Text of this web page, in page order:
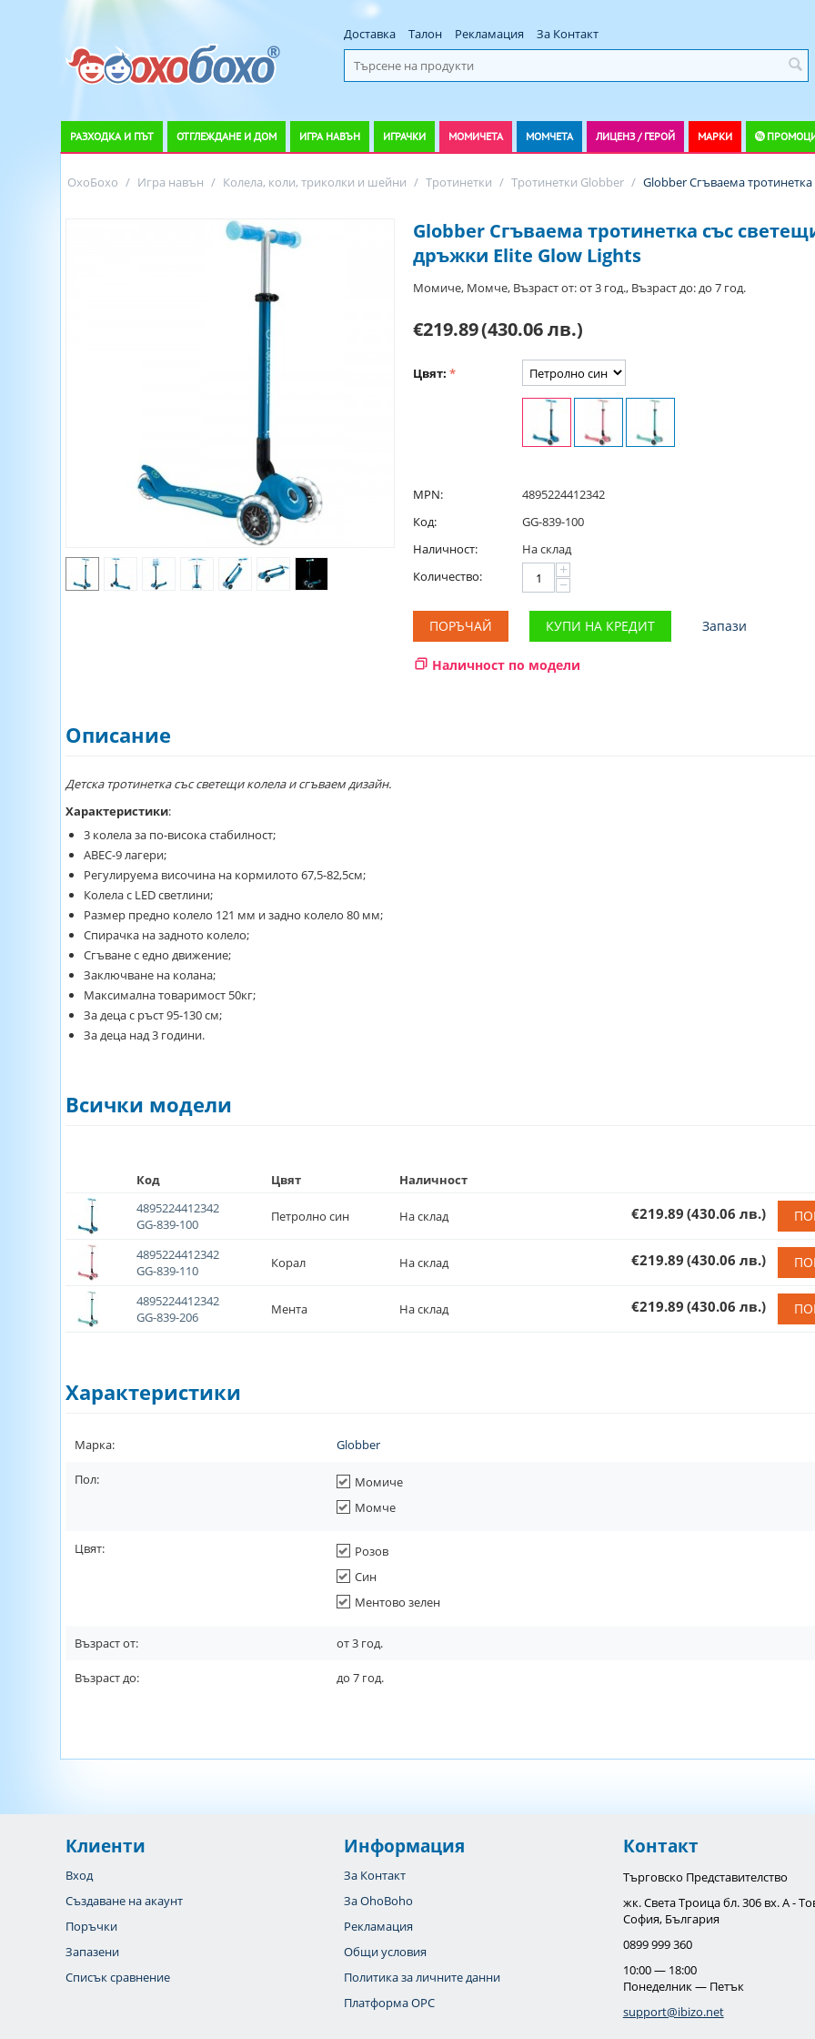
Доставка Талон Рекламация За Контакт
РАЗХОДКА И ПЪТ ОТГЛЕЖДАНЕ И ДОМ ИГРА НАВЪН ИГРАЧКИ МОМИЧЕТА МОМЧЕТА ЛИЦЕНЗ / ГЕРОЙ МАРКИ
ОхоБохо / Игра навън / Колела, коли, триколки и шейни / Тротинетки / Тротинетки Globber / Globber Сгъваема
Globber Сгъваема тротинетка със
дръжки Elite Glow Lights
Момиче, Момче, Възраст от: от 3 год., Възраст до: до 7 год.
€219.89(430.06 лв.)
Цвят:
MPN:
4895224412342
Код:
GG-839-100
Наличност:
На склад
Количество:
+
−
ПОРЪЧАЙ КУПИ НА КРЕДИТ Запази
Наличност по модели
Описание
Детска тротинетка със светещи колела и сгъваем дизайн.
Характеристики:
3 колела за по-висока стабилност;
АВЕС-9 лагери;
Регулируема височина на кормилото 67,5-82,5см;
Колела с LED светлини;
Размер предно колело 121 мм и задно колело 80 мм;
Спирачка на задното колело;
Сгъване с едно движение;
Заключване на колана;
Максимална товаримост 50кг;
За деца с ръст 95-130 см;
За деца над 3 години.
Всички модели
Код Цвят
Наличност
4895224412342
GG-839-100
Петролно син На склад €219.89 (430.06 лв.)
4895224412342
GG-839-110
Корал На склад €219.89 (430.06 лв.)
4895224412342
GG-839-206
Мента На склад €219.89 (430.06 лв.)
Характеристики
Марка: Globber
Пол:
Момиче
Момче
Цвят:
Розов
Син
Ментово зелен
Възраст от: от3 год.
Възраст до: до 7 год.
Клиенти
Вход
Създаване на акаунт
Поръчки
Запазени
Списък сравнение
Информация
За Контакт
За OhoBoho
Рекламация
Общи условия
Политика за личните данни
Платформа OPC
Контакт
Търговско Представителство
жк. Света Троица бл. 306 вх. А -
София, България
0899 999 360
10:00 — 18:00
Понеделник — Петък
support@ibizo.net